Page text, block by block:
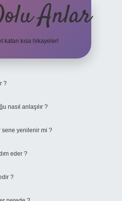
Anlar
katan kısa hikayeler!
?
nasıl anlaşılır ?
sene yenilenir mi ?
eder ?
?